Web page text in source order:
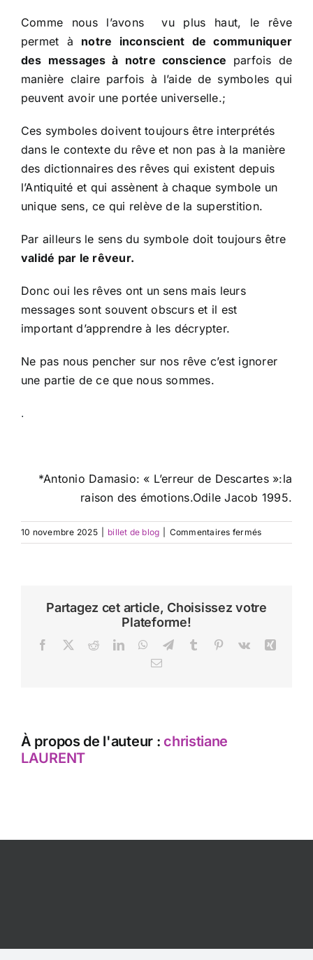
Comme nous l’avons vu plus haut, le rêve
permet à notre inconscient de communiquer
des messages à notre conscience parfois de
manière claire parfois à l’aide de symboles qui
peuvent avoir une portée universelle.;
Ces symboles doivent toujours être interprétés
dans le contexte du rêve et non pas à la manière
des dictionnaires des rêves qui existent depuis
l’Antiquité et qui assènent à chaque symbole un
unique sens, ce qui relève de la superstition.
Par ailleurs le sens du symbole doit toujours être
validé par le rêveur.
Donc oui les rêves ont un sens mais leurs
messages sont souvent obscurs et il est
important d’apprendre à les décrypter.
Ne pas nous pencher sur nos rêve c’est ignorer
une partie de ce que nous sommes.
.
*Antonio Damasio: « L’erreur de Descartes »:la
raison des émotions.Odile Jacob 1995.
10 novembre 2025 billet de blog Commentaires ferméssur
Les
messages
Partagez cet article, Choisissez votre
Plateforme!
Facebook RedditLinkedInWhatsApp
TelegramTumblr Pinterest
Vk
Email
À propos de l'auteur : christiane
LAURENT